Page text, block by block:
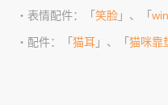
・表情配件：「 笑脸 」、「
・配件：「 猫耳 」、「 猫咪靠